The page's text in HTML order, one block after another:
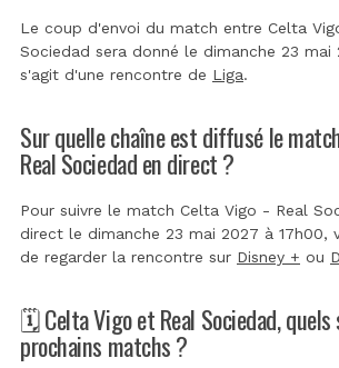
Le coup d'envoi du match entre Celta
Sociedad sera donné le dimanche 23 mai
s'agit d'une rencontre de Liga.
Sur quelle chaîne est diffusé le
Real Sociedad en direct ?
Pour suivre le match Celta Vigo - Real
direct le dimanche 23 mai 2027 à 17h00,
de regarder la rencontre sur Disney + ou
🗓️ Celta Vigo et Real Sociedad,
prochains matchs ?